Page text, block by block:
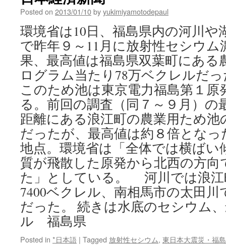
(US,
2011)
via
the
Nuclear
Energy
Institute
Posted on 2013/01/10byyukimiyamotodepaul
環境省は10日、福島県内の河川や
で昨年９～11月に放射性セシウ
果、最高値は福島県双葉町にある
ログラム当たり78万ベクレル
このため池は東京電力福島第１原
る。前回の調査（同７～９月）の
距離にある浪江町の農業用ため
だったが、最高値は約８倍とな
地点。環境省は「全体では横ばい
質が飛散した原発から北西の方
た」としている。 河川では浪江
7400ベクレル、南相馬市の太田川
だった。 続きは水底のセシウム
ル 福島県
Posted in *日本語 | Tagged 放射性セシウム, 東日本大震災・福